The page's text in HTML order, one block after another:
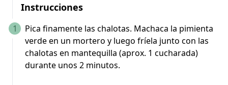
Instrucciones
1
Pica finamente las chalotas. Machaca la pimienta
verde en un mortero y luego fríela junto con las
chalotas en mantequilla (aprox. 1 cucharada)
durante unos 2 minutos.